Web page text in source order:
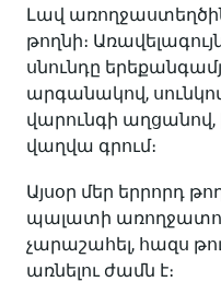
Լավ
թողնի։
սնունդը
արգանակով,
վարունգի աղցանով,
վաղվա գրում։
Այսօր մեր երրորդ
պալատի
չարաշահել, հազս
առնելու ժամն է։